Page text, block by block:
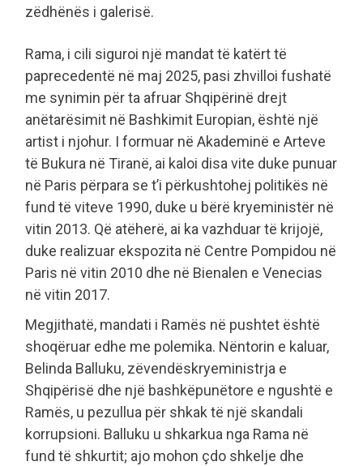
zëdhënës i galerisë.
Rama, i cili siguroi një mandat të katërt të
paprecedentë në maj 2025, pasi zhvilloi fushatë
me synimin për ta afruar Shqipërinë drejt
anëtarësimit në Bashkimit Europian, është një
artist i njohur. I formuar në Akademinë e Arteve
të Bukura në Tiranë, ai kaloi disa vite duke punuar
në Paris përpara se t’i përkushtohej politikës në
fund të viteve 1990, duke u bërë kryeministër në
vitin 2013. Që atëherë, ai ka vazhduar të krijojë,
duke realizuar ekspozita në Centre Pompidou në
Paris në vitin 2010 dhe në Bienalen e Venecias
në vitin 2017.
Megjithatë, mandati i Ramës në pushtet është
shoqëruar edhe me polemika. Nëntorin e kaluar,
Belinda Balluku, zëvendëskryeministrja e
Shqipërisë dhe një bashkëpunëtore e ngushtë e
Ramës, u pezullua për shkak të një skandali
korrupsioni. Balluku u shkarkua nga Rama në
fund të shkurtit; ajo mohon çdo shkelje dhe